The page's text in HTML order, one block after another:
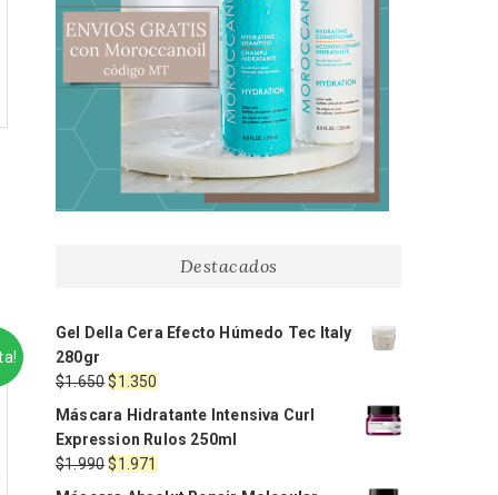
Destacados
Gel Della Cera Efecto Húmedo Tec Italy
280gr
$1.650El
precio
original
era:
$1.650.
$1.350
actual
es:
$1.350.
Máscara Hidratante Intensiva Curl
Expression Rulos 250ml
$1.990El
precio
$1.971
precio